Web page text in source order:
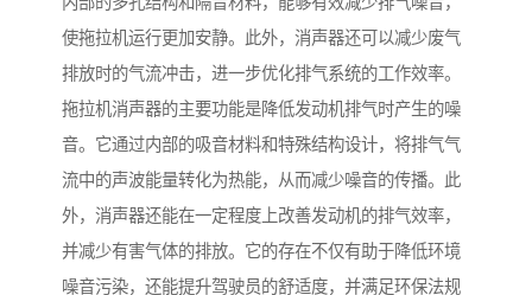
使拖拉机运行更加安静。此外，消声器还可以减少废气
排放时的气流冲击，进一步优化排气系统的工作效率。
拖拉机消声器的主要功能是降低发动机排气时产生的噪
音。它通过内部的吸音材料和特殊结构设计，将排气气
流中的声波能量转化为热能，从而减少噪音的传播。此
外，消声器还能在一定程度上改善发动机的排气效率，
并减少有害气体的排放。它的存在不仅有助于降低环境
噪音污染，还能提升驾驶员的舒适度，并满足环保法规